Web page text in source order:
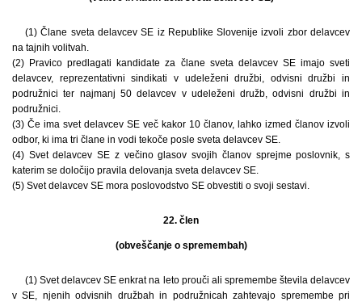
(1) Člane sveta delavcev SE iz Republike Slovenije izvoli zbor delavcev
na tajnih volitvah.
(2) Pravico predlagati kandidate za člane sveta delavcev SE imajo sveti
delavcev, reprezentativni sindikati v udeleženi družbi, odvisni družbi in
podružnici ter najmanj 50 delavcev v udeleženi družb, odvisni družbi in
podružnici.
(3) Če ima svet delavcev SE več kakor 10 članov, lahko izmed članov izvoli
odbor, ki ima tri člane in vodi tekoče posle sveta delavcev SE.
(4) Svet delavcev SE z večino glasov svojih članov sprejme poslovnik, s
katerim se določijo pravila delovanja sveta delavcev SE.
(5) Svet delavcev SE mora poslovodstvo SE obvestiti o svoji sestavi.
22. člen
(obveščanje o spremembah)
(1) Svet delavcev SE enkrat na leto prouči ali spremembe števila delavcev
v SE, njenih odvisnih družbah in podružnicah zahtevajo spremembe pri